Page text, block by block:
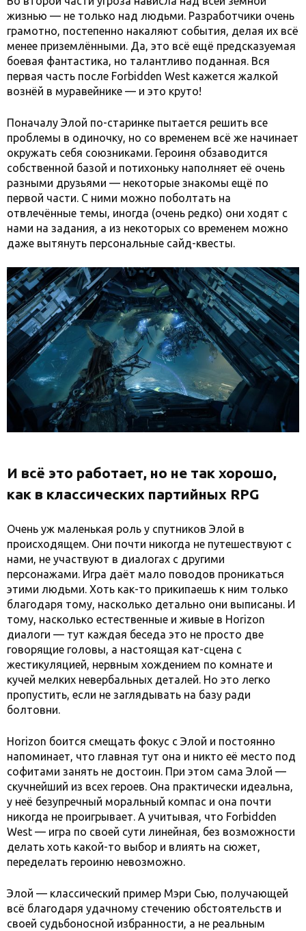
жизнью — не только над людьми. Разработчики очень
грамотно, постепенно накаляют события, делая их всё
менее приземлёнными. Да, это всё ещё предсказуемая
боевая фантастика, но талантливо поданная. Вся
первая часть после Forbidden West кажется жалкой
вознёй в муравейнике — и это круто!
Поначалу Элой по-старинке пытается решить все
проблемы в одиночку, но со временем всё же начинает
окружать себя союзниками. Героиня обзаводится
собственной базой и потихоньку наполняет её очень
разными друзьями — некоторые знакомы ещё по
первой части. С ними можно поболтать на
отвлечённые темы, иногда (очень редко) они ходят с
нами на задания, а из некоторых со временем можно
даже вытянуть персональные сайд-квесты.
И всё это работает, но не так хорошо,
как в классических партийных RPG
Очень уж маленькая роль у спутников Элой в
происходящем. Они почти никогда не путешествуют с
нами, не участвуют в диалогах с другими
персонажами. Игра даёт мало поводов проникаться
этими людьми. Хоть как-то прикипаешь к ним только
благодаря тому, насколько детально они выписаны. И
тому, насколько естественные и живые в Horizon
диалоги — тут каждая беседа это не просто две
говорящие головы, а настоящая кат-сцена с
жестикуляцией, нервным хождением по комнате и
кучей мелких невербальных деталей. Но это легко
пропустить, если не заглядывать на базу ради
болтовни.
Horizon боится смещать фокус с Элой и постоянно
напоминает, что главная тут она и никто её место под
софитами занять не достоин. При этом сама Элой —
скучнейший из всех героев. Она практически идеальна,
у неё безупречный моральный компас и она почти
никогда не проигрывает. А учитывая, что Forbidden
West — игра по своей сути линейная, без возможности
делать хоть какой-то выбор и влиять на сюжет,
переделать героиню невозможно.
Элой — классический пример Мэри Сью, получающей
всё благодаря удачному стечению обстоятельств и
своей судьбоносной избранности, а не реальным